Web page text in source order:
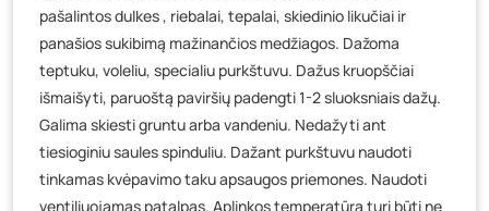
pašalintos dulkes , riebalai, tepalai, skiedinio likučiai ir
panašios sukibimą mažinančios medžiagos. Dažoma
teptuku, voleliu, specialiu purkštuvu. Dažus kruopščiai
išmaišyti, paruoštą paviršių padengti 1-2 sluoksniais dažų.
Galima skiesti gruntu arba vandeniu. Nedažyti ant
tiesioginiu saules spinduliu. Dažant purkštuvu naudoti
tinkamas kvėpavimo taku apsaugos priemones. Naudoti
ventiliuojamas patalpas. Aplinkos temperatūra turi būti ne